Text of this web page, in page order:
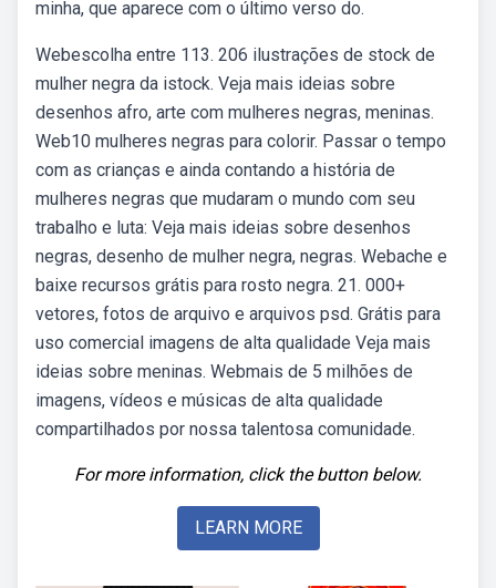
minha, que aparece com o último verso do.
Webescolha entre 113. 206 ilustrações de stock de
mulher negra da istock. Veja mais ideias sobre
desenhos afro, arte com mulheres negras, meninas.
Web10 mulheres negras para colorir. Passar o tempo
com as crianças e ainda contando a história de
mulheres negras que mudaram o mundo com seu
trabalho e luta: Veja mais ideias sobre desenhos
negras, desenho de mulher negra, negras. Webache e
baixe recursos grátis para rosto negra. 21. 000+
vetores, fotos de arquivo e arquivos psd. Grátis para
uso comercial imagens de alta qualidade Veja mais
ideias sobre meninas. Webmais de 5 milhões de
imagens, vídeos e músicas de alta qualidade
compartilhados por nossa talentosa comunidade.
For more information, click the button below.
LEARN MORE